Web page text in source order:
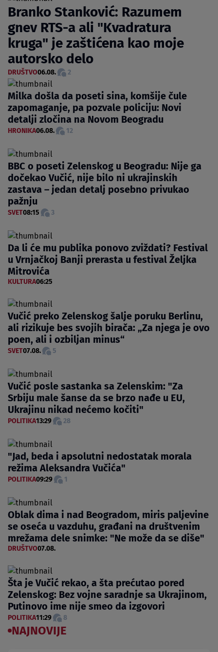
Branko Stanković: Razumem
gnev RTS-a ali "Kvadratura
kruga" je zaštićena kao moje
autorsko delo
DRUŠTVO06.08. 2
Milka došla da poseti sina, komšije čule
zapomaganje, pa pozvale policiju: Novi
detalji zločina na Novom Beogradu
HRONIKA06.08. 12
BBC o poseti Zelenskog u Beogradu: Nije ga
dočekao Vučić, nije bilo ni ukrajinskih
zastava – jedan detalj posebno privukao
pažnju
SVET08:15 3
Da li će mu publika ponovo zviždati? Festival
u Vrnjačkoj Banji prerasta u festival Željka
Mitrovića
KULTURA06:25
Vučić preko Zelenskog šalje poruku Berlinu,
ali rizikuje bes svojih birača: „Za njega je ovo
poen, ali i ozbiljan minus“
SVET07.08. 5
Vučić posle sastanka sa Zelenskim: "Za
Srbiju male šanse da se brzo nađe u EU,
Ukrajinu nikad nećemo kočiti"
POLITIKA13:29 28
"Jad, beda i apsolutni nedostatak morala
režima Aleksandra Vučića"
POLITIKA09:29 1
Oblak dima i nad Beogradom, miris paljevine
se oseća u vazduhu, građani na društvenim
mrežama dele snimke: "Ne može da se diše"
DRUŠTVO07.08.
Šta je Vučić rekao, a šta prećutao pored
Zelenskog: Bez vojne saradnje sa Ukrajinom,
Putinovo ime nije smeo da izgovori
POLITIKA11:29 8
NAJNOVIJE